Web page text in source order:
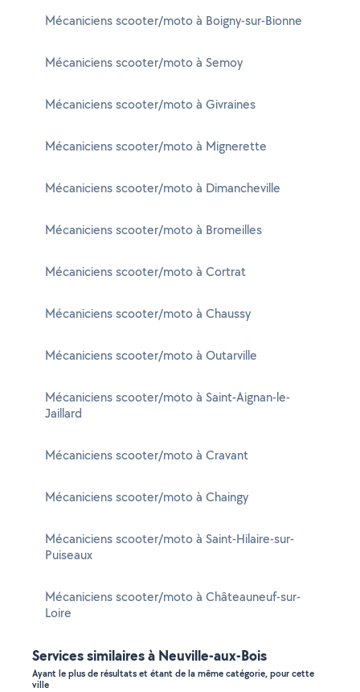
Mécaniciens scooter/moto à Boigny-sur-Bionne
Mécaniciens scooter/moto à Semoy
Mécaniciens scooter/moto à Givraines
Mécaniciens scooter/moto à Mignerette
Mécaniciens scooter/moto à Dimancheville
Mécaniciens scooter/moto à Bromeilles
Mécaniciens scooter/moto à Cortrat
Mécaniciens scooter/moto à Chaussy
Mécaniciens scooter/moto à Outarville
Mécaniciens scooter/moto à Saint-Aignan-le-
Jaillard
Mécaniciens scooter/moto à Cravant
Mécaniciens scooter/moto à Chaingy
Mécaniciens scooter/moto à Saint-Hilaire-sur-
Puiseaux
Mécaniciens scooter/moto à Châteauneuf-sur-
Loire
Services similaires à Neuville-aux-Bois
Ayant le plus de résultats et étant de la même catégorie, pour cette
ville